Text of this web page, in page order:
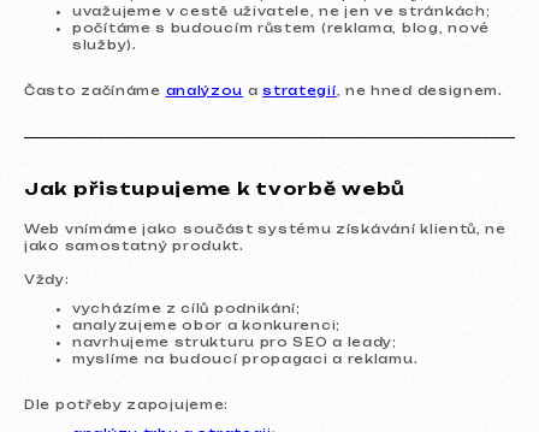
uvažujeme v cestě uživatele, ne jen ve stránkách;
počítáme s budoucím růstem (reklama, blog, nové
služby).
Často začínáme analýzou astrategií , ne hned designem.
Jak přistupujeme k tvorbě webů
Web vnímáme jako součást systému získávání klientů, ne
jako samostatný produkt.
Vždy:
vycházíme z cílů podnikání;
analyzujeme obor a konkurenci;
navrhujeme strukturu pro SEO a leady;
myslíme na budoucí propagaci a reklamu.
Dle potřeby zapojujeme:
Otázky a odpovědi